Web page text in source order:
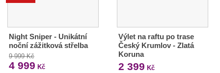
Night Sniper - Unikátní
noční zážitková střelba
9 999 Kč
4 999 Kč
Výlet na raftu po trase
Český Krumlov - Zlatá
Koruna
2 399 Kč